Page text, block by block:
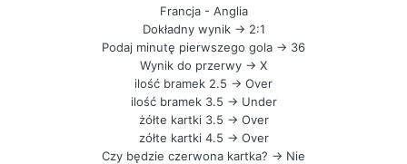
Francja - Anglia
Dokładny wynik -> 2:1
Podaj minutę pierwszego gola -> 36
Wynik do przerwy -> X
ilość bramek 2.5 -> Over
ilość bramek 3.5 -> Under
żółte kartki 3.5 -> Over
zółte kartki 4.5 -> Over
Czy będzie czerwona kartka? -> Nie